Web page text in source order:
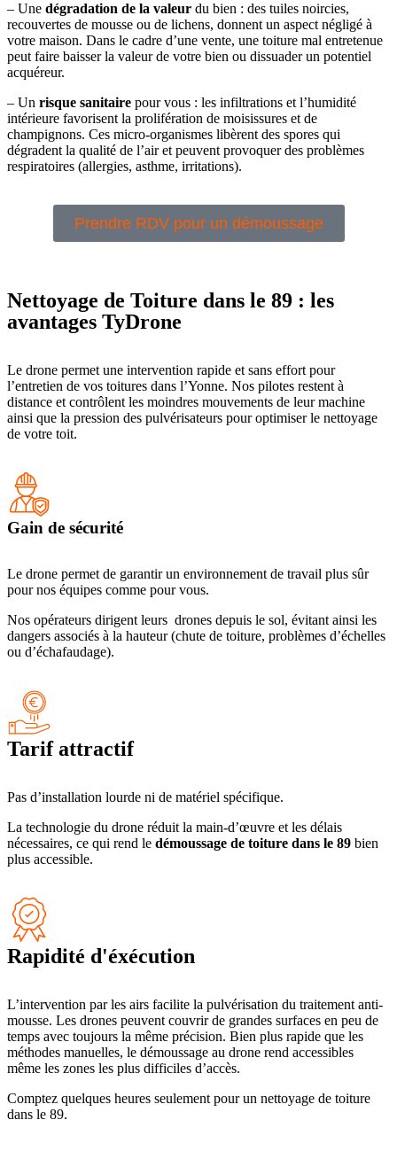
– Une dégradation de la valeur du bien : des tuiles noircies,
recouvertes de mousse ou de lichens, donnent un aspect négligé à
votre maison. Dans le cadre d’une vente, une toiture mal entretenue
peut faire baisser la valeur de votre bien ou dissuader un potentiel
acquéreur.
– Un risque sanitaire pour vous : les infiltrations et l’humidité
intérieure favorisent la prolifération de moisissures et de
champignons. Ces micro-organismes libèrent des spores qui
dégradent la qualité de l’air et peuvent provoquer des problèmes
respiratoires (allergies, asthme, irritations).
Prendre RDV pour un démoussage
Nettoyage de Toiture dans le 89 : les
avantages TyDrone
Le drone permet une intervention rapide et sans effort pour
l’entretien de vos toitures dans l’Yonne. Nos pilotes restent à
distance et contrôlent les moindres mouvements de leur machine
ainsi que la pression des pulvérisateurs pour optimiser le nettoyage
de votre toit.
Gain de sécurité
Le drone permet de garantir un environnement de travail plus sûr
pour nos équipes comme pour vous.
Nos opérateurs dirigent leurs drones depuis le sol, évitant ainsi les
dangers associés à la hauteur (chute de toiture, problèmes d’échelles
ou d’échafaudage).
Tarif attractif
Pas d’installation lourde ni de matériel spécifique.
La technologie du drone réduit la main-d’œuvre et les délais
nécessaires, ce qui rend le démoussage de toiture dans le 89 bien
plus accessible.
Rapidité d'éxécution
L’intervention par les airs facilite la pulvérisation du traitement anti-
mousse. Les drones peuvent couvrir de grandes surfaces en peu de
temps avec toujours la même précision. Bien plus rapide que les
méthodes manuelles, le démoussage au drone rend accessibles
même les zones les plus difficiles d’accès.
Comptez quelques heures seulement pour un nettoyage de toiture
dans le 89.